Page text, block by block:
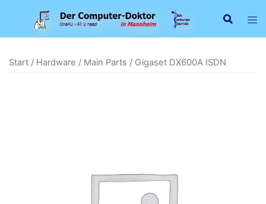
springen
Start / Hardware / Main Parts / Gigaset DX600A ISDN